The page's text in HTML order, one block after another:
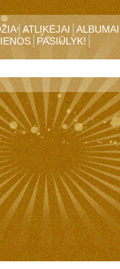
ATLIKĖJAI ALBUMAI
PASIŪLYK!